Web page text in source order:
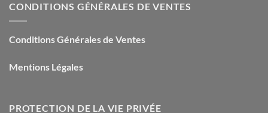
CONDITIONS GÉNÉRALES DE VENTES
Conditions Générales de Ventes
Mentions Légales
PROTECTION DE LA VIE PRIVÉE